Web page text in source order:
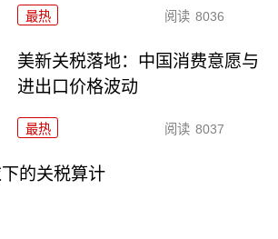
最热 阅读 8036
美新关税落地：中国消费意愿与
进出口价格波动
最热 阅读 8037
下的关税算计